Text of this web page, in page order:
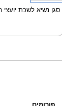
סגן נשיא לשכת